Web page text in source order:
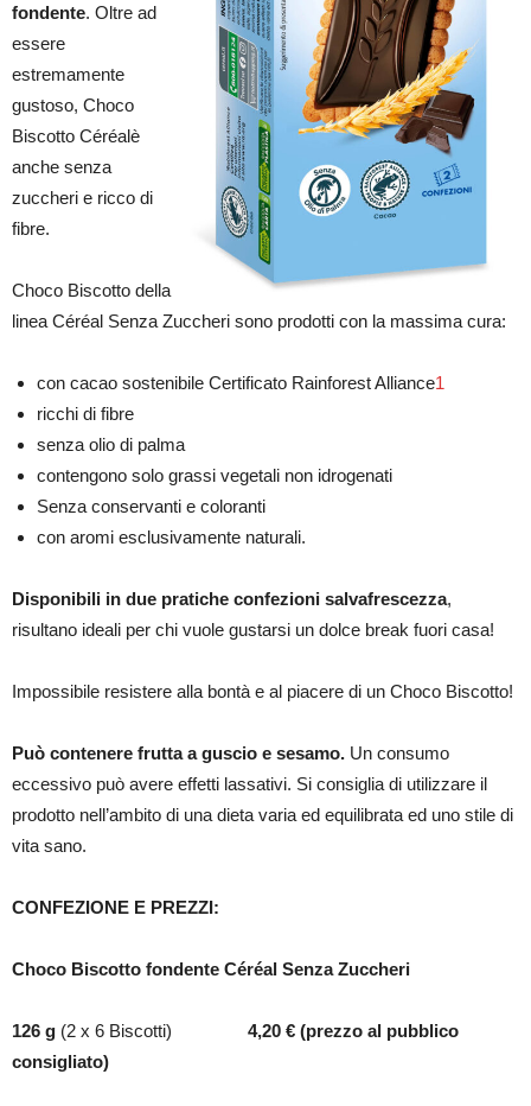
fondente. Oltre ad
essere
estremamente
gustoso, Choco
Biscotto Céréalè
anche senza
zuccheri e ricco di
fibre.
Choco Biscotto della
linea Céréal Senza Zuccheri sono prodotti con la massima cura:
con cacao sostenibile Certificato Rainforest Alliance1
ricchi di fibre
senza olio di palma
contengono solo grassi vegetali non idrogenati
Senza conservanti e coloranti
con aromi esclusivamente naturali.
Disponibili in due pratiche confezioni salvafrescezza,
risultano ideali per chi vuole gustarsi un dolce break fuori casa!
Impossibile resistere alla bontà e al piacere di un Choco Biscotto!
Può contenere frutta a guscio e sesamo. Un consumo
eccessivo può avere effetti lassativi. Si consiglia di utilizzare il
prodotto nell’ambito di una dieta varia ed equilibrata ed uno stile di
vita sano.
CONFEZIONE E PREZZI:
Choco Biscotto fondente Céréal Senza Zuccheri
126 g (2 x 6 Biscotti) 4,20 € (prezzo al pubblico
consigliato)